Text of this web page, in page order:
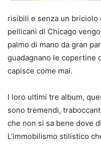
risibili e senza un briciolo
pellicani di Chicago
palmo di mano da gran
guadagnano le copertine
capisce come mai.
I loro ultimi tre album,
sono tremendi,
che non si sa bene dove
L’immobilismo stilistico